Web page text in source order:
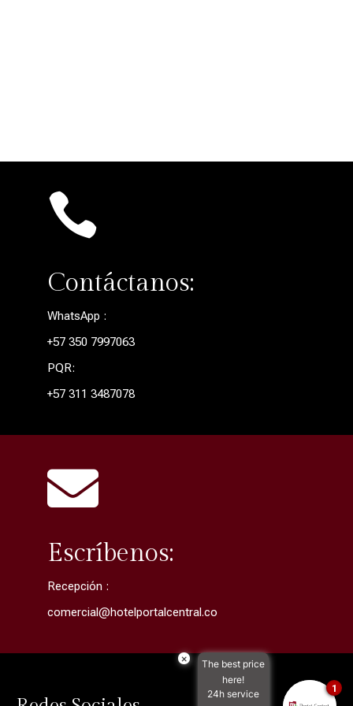

Contáctanos:
WhatsApp :
+57 350 7997063
PQR:
+57 311 3487078

Escríbenos:
Recepción :
comercial@hotelportalcentral.co
×
The best price
here!
24h service
1